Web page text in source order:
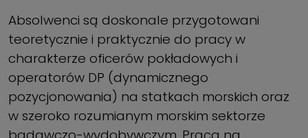
Absolwenci są doskonale przygotowani
teoretycznie i praktycznie do pracy w
charakterze oficerów pokładowych i
operatorów DP (dynamicznego
pozycjonowania) na statkach morskich oraz
w szeroko rozumianym morskim sektorze